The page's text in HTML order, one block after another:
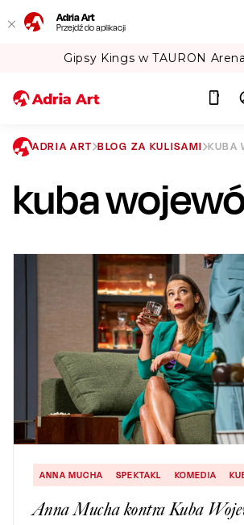
Adria Art
Przejdź do aplikacji
Kraków!
Szukaj
ADRIA ART BLOG ZA KULISAMI KUBA
kuba
ANNA MUCHA SPEKTAKL KOMEDIA
Anna Mucha kontra Kuba